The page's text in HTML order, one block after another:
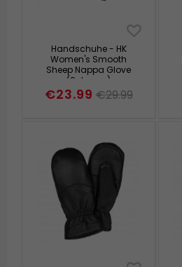
Handschuhe - HK
Women's Smooth
Sheep Nappa Glove
(Schwarz)
€23.99 €29.99